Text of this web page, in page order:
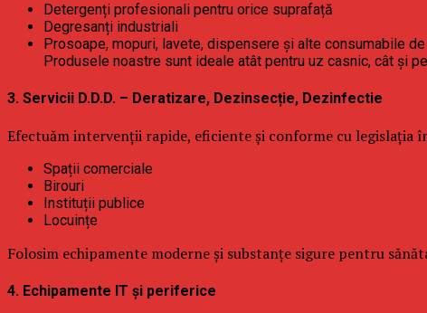
Detergenți profesionali pentru orice suprafață
Degresanți industriali
Prosoape, mopuri, lavete, dispensere și alte consumabile
Produsele noastre sunt ideale atât pentru uz casnic, cât și
3. Servicii D.D.D. – Deratizare, Dezinsecție, Dezinfectie
Efectuăm intervenții rapide, eficiente și conforme cu legislația
Spații comerciale
Birouri
Instituții publice
Locuințe
Folosim echipamente moderne și substanțe sigure pentru
4. Echipamente IT și periferice